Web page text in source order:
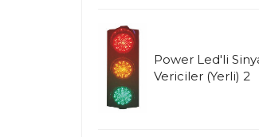
Power Led'li
Vericiler (Yerli) 2